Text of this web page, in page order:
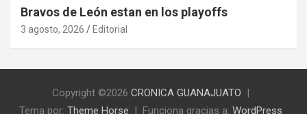
Bravos de León estan en los playoffs
3 agosto, 2026 Editorial
Copyright ©2026 CRONICA GUANAJUATO
Tema por: Theme Horse Funciona gracias a: WordPress